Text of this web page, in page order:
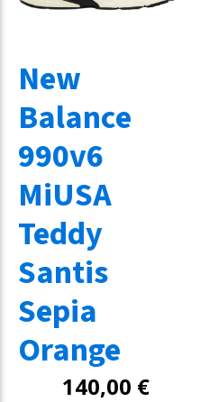
New
Balance
990v6
MiUSA
Teddy
Santis
Sepia
Orange
140,00 €